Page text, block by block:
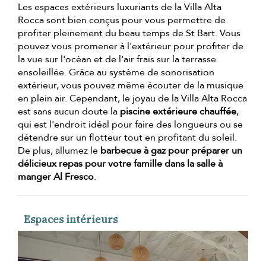
Les espaces extérieurs luxuriants de la Villa Alta
Rocca sont bien conçus pour vous permettre de
profiter pleinement du beau temps de St Bart. Vous
pouvez vous promener à l'extérieur pour profiter de
la vue sur l'océan et de l'air frais sur la terrasse
ensoleillée. Grâce au système de sonorisation
extérieur, vous pouvez même écouter de la musique
en plein air. Cependant, le joyau de la Villa Alta Rocca
est sans aucun doute la piscine extérieure chauffée,
qui est l'endroit idéal pour faire des longueurs ou se
détendre sur un flotteur tout en profitant du soleil.
De plus, allumez le barbecue à gaz pour préparer un
délicieux repas pour votre famille dans la salle à
manger Al Fresco.
Espaces intérieurs